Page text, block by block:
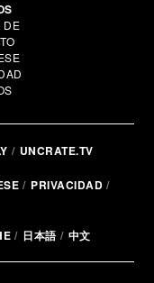
DE
UNCRATE.TV
PRIVACIDAD
日本語 中文